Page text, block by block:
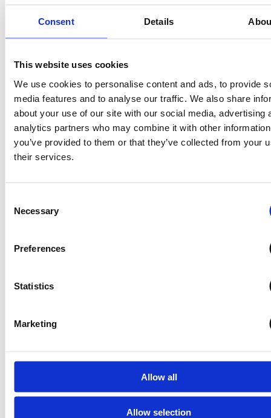
Consent Details
This website uses cookies
We use cookies to personalise content and ads, to provide
media features and to analyse our traffic. We also share
about your use of our site with our social media, advertising
analytics partners who may combine it with other
you’ve provided to them or that they’ve collected from your
their services.
Selection
Necessary
Preferences
Statistics
Marketing
Allow all
Allow selection